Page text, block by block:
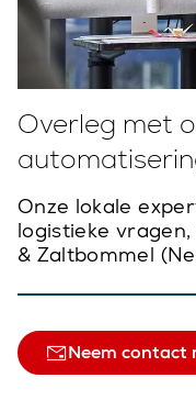
Overleg met
Onze lokale
logistieke
& Zaltbommel
Neem contact